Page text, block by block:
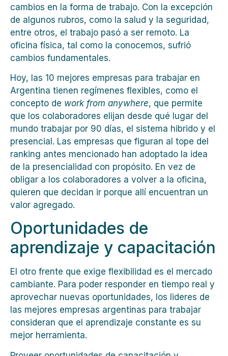
cambios en la forma de trabajo. Con la excepción
de algunos rubros, como la salud y la seguridad,
entre otros, el trabajo pasó a ser remoto. La
oficina física, tal como la conocemos, sufrió
cambios fundamentales.
Hoy, las 10 mejores empresas para trabajar en
Argentina tienen regímenes flexibles, como el
concepto de work from anywhere, que permite
que los colaboradores elijan desde qué lugar del
mundo trabajar por 90 días, el sistema hibrido y el
presencial. Las empresas que figuran al tope del
ranking antes mencionado han adoptado la idea
de la presencialidad con propósito. En vez de
obligar a los colaboradores a volver a la oficina,
quieren que decidan ir porque allí encuentran un
valor agregado.
Oportunidades de
aprendizaje y capacitación
El otro frente que exige flexibilidad es el mercado
cambiante. Para poder responder en tiempo real y
aprovechar nuevas oportunidades, los lideres de
las mejores empresas argentinas para trabajar
consideran que el aprendizaje constante es su
mejor herramienta.